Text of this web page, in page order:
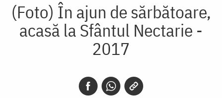
(Foto) În ajun de sărbătoare,
acasă la Sfântul Nectarie -
2017